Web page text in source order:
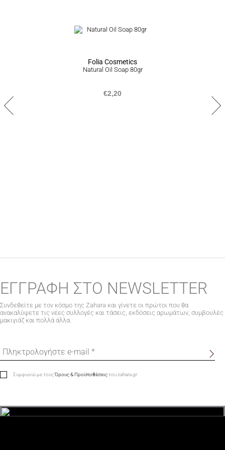
ΠΟΛΙΤΙΚΗ ΕΠΙΣΤΡΟΦΩΝ
ευχάριστη θέση να σας προσφέρουμε επιστροφή προϊόντων
εντός 14 ημερών από την ημερομηνία που τα παραλάβατε,
Folia Cosmetics
Natural Oil Soap 80gr
€2,20
ΕΓΓΡΑΦΗ ΣΤΟ NEWSLETTER
Συνδεθείτε με τον κόσμο της Zahara και γίνετε οι πρώτοι που θα
ανακαλύψετε τις νέες συλλογές και τάσεις, εκδόσεις αρωμάτων, συμβουλές
μακιγιάζ και πολλά άλλα.
Συμφωνώ με τουςΌρους & Προϋποθέσειςτου zahara.gr